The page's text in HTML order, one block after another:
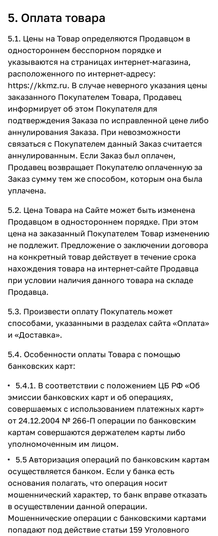
5. Оплата товара
5.1. Цены на Товар определяются Продавцом в
одностороннем бесспорном порядке и
указываются на страницах интернет-магазина,
расположенного по интернет-адресу:
https://kkmz.ru. В случае неверного указания цены
заказанного Покупателем Товара, Продавец
информирует об этом Покупателя для
подтверждения Заказа по исправленной цене либо
аннулирования Заказа. При невозможности
связаться с Покупателем данный Заказ считается
аннулированным. Если Заказ был оплачен,
Продавец возвращает Покупателю оплаченную за
Заказ сумму тем же способом, которым она была
уплачена.
5.2. Цена Товара на Сайте может быть изменена
Продавцом в одностороннем порядке. При этом
цена на заказанный Покупателем Товар изменению
не подлежит. Предложение о заключении договора
на конкретный товар действует в течение срока
нахождения товара на интернет-сайте Продавца
при условии наличия данного товара на складе
Продавца.
5.3. Произвести оплату Покупатель может
способами, указанными в разделах сайта «Оплата»
и «Доставка».
5.4. Особенности оплаты Товара с помощью
банковских карт:
5.4.1. В соответствии с положением ЦБ РФ «Об
эмиссии банковских карт и об операциях,
совершаемых с использованием платежных карт»
от 24.12.2004 № 266-П операции по банковским
картам совершаются держателем карты либо
уполномоченным им лицом.
5.5 Авторизация операций по банковским картам
осуществляется банком. Если у банка есть
основания полагать, что операция носит
мошеннический характер, то банк вправе отказать
в осуществлении данной операции.
Мошеннические операции с банковскими картами
попадают под действие статьи 159 Уголовного